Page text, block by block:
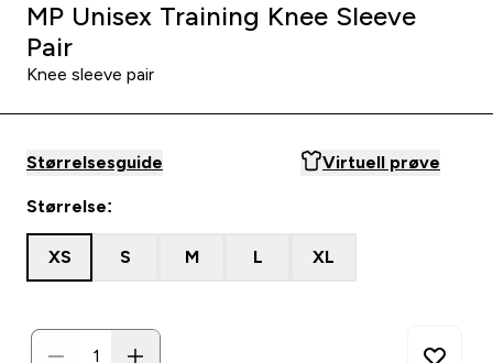
MP Unisex Training Knee Sleeve
Pair
Knee sleeve pair
Størrelsesguide Virtuell prøve
Størrelse:
XS S M L XL